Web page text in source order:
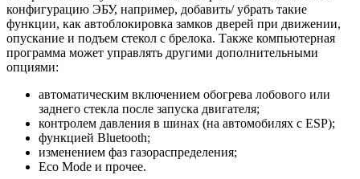
конфигурацию ЭБУ, например, добавить/ убрать такие
функции, как автоблокировка замков дверей при движении,
опускание и подъем стекол с брелока. Также компьютерная
программа может управлять другими дополнительными
опциями:
автоматическим включением обогрева лобового или
заднего стекла после запуска двигателя;
контролем давления в шинах (на автомобилях с ESP);
функцией Bluetooth;
изменением фаз газораспределения;
Eco Mode и прочее.